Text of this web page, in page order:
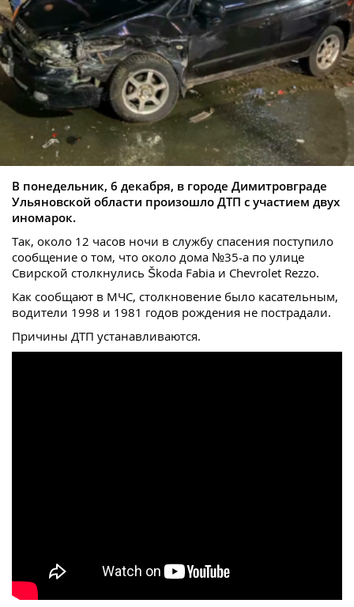
В понедельник, 6 декабря, в городе Димитровграде
Ульяновской области произошло ДТП с участием двух
иномарок.
Так, около 12 часов ночи в службу спасения поступило
сообщение о том, что около дома №35-а по улице
Свирской столкнулись Škoda Fabia и Chevrolet Rezzo.
Как сообщают в МЧС, столкновение было касательным,
водители 1998 и 1981 годов рождения не пострадали.
Причины ДТП устанавливаются.